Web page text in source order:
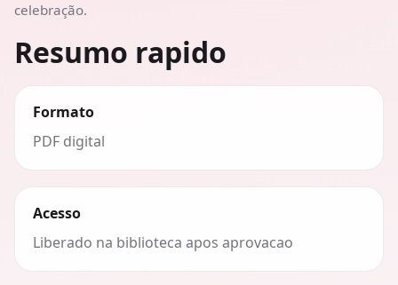
celebração.
Resumo rapido
Formato
PDF digital
Acesso
Liberado na biblioteca apos aprovacao